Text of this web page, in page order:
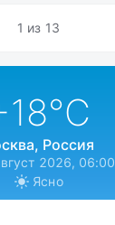
1 из 13
°C
Россия
2026, 06:00
Ясно